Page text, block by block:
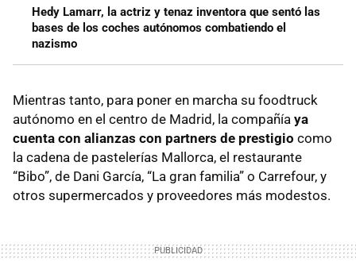
Hedy Lamarr, la actriz y tenaz inventora que sentó las
bases de los coches autónomos combatiendo el
nazismo
Mientras tanto, para poner en marcha su foodtruck
autónomo en el centro de Madrid, la compañía ya
cuenta con alianzas con partners de prestigio como
la cadena de pastelerías Mallorca, el restaurante
“Bibo”, de Dani García, “La gran familia” o Carrefour, y
otros supermercados y proveedores más modestos.